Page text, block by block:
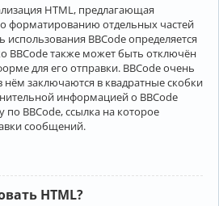
HTML, предлагающая
форматированию отдельных частей
BBCode определяется
BBCode также может быть отключён
для его отправки. BBCode очень
нём заключаются в квадратные скобки
информацией о BBCode
по BBCode, ссылка на которое
сообщений.
HTML?